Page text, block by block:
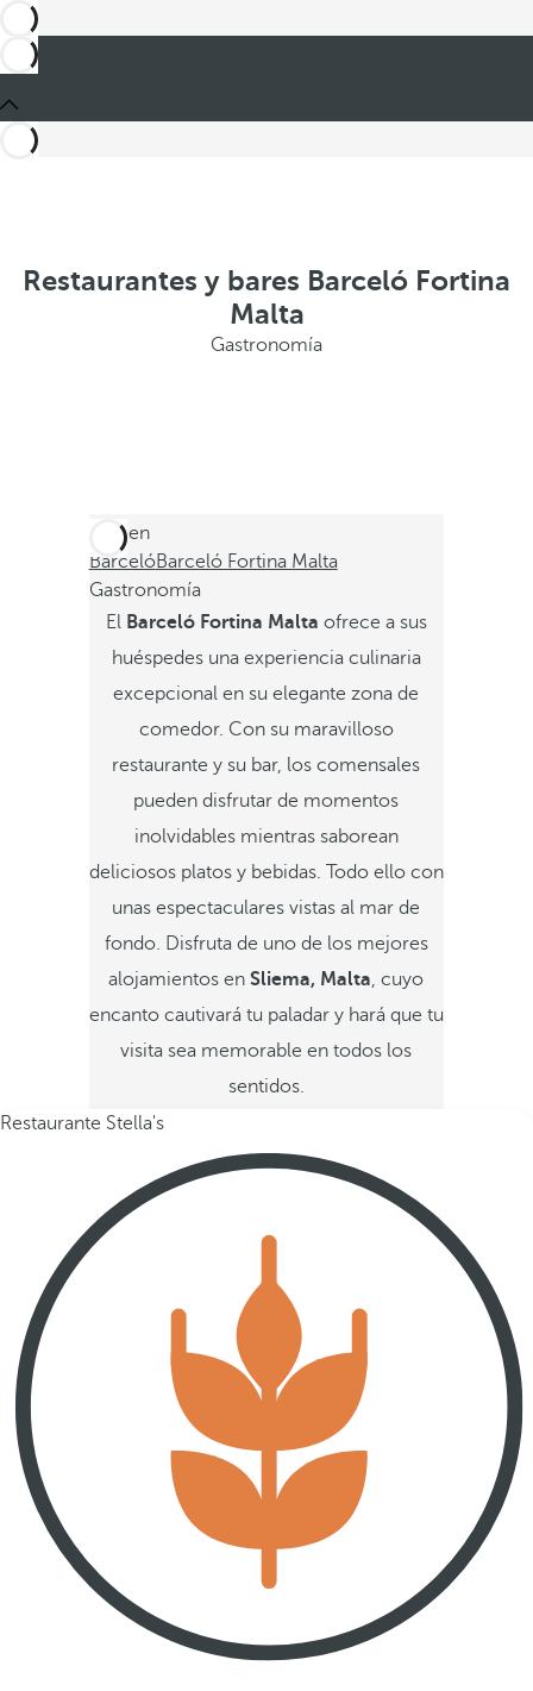
Restaurantes y bares Barceló Fortina
Malta
Gastronomía
Está en
BarcelóBarceló Fortina Malta
Gastronomía
El Barceló Fortina Malta ofrece a sus
huéspedes una experiencia culinaria
excepcional en su elegante zona de
comedor. Con su maravilloso
restaurante y su bar, los comensales
pueden disfrutar de momentos
inolvidables mientras saborean
deliciosos platos y bebidas. Todo ello con
unas espectaculares vistas al mar de
fondo. Disfruta de uno de los mejores
alojamientos enSliema, Malta, cuyo
encanto cautivará tu paladar y hará que tu
visita sea memorable en todos los
sentidos.
Restaurante Stella's